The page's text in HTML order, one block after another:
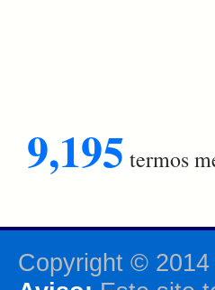
9,195 termos
Copyright © 2014